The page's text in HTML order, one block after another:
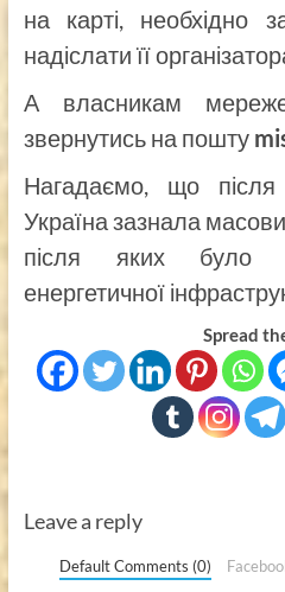
на карті, необхідно
надіслати її
А власникам
звернутись на пошту
Нагадаємо, що
Україна зазнала
після яких було
енергетичної
Spread
Leave a reply
Default Comments (0)